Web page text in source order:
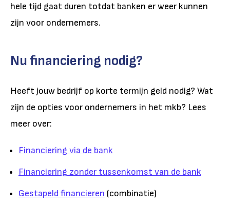
hele tijd gaat duren totdat banken er weer kunnen
zijn voor ondernemers.
Nu financiering nodig?
Heeft jouw bedrijf op korte termijn geld nodig? Wat
zijn de opties voor ondernemers in het mkb? Lees
meer over:
Financiering via de bank
Financiering zonder tussenkomst van de bank
Gestapeld financieren (combinatie)